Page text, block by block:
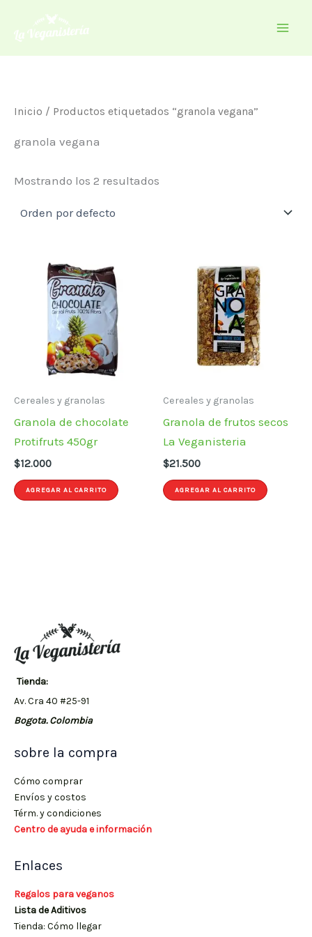
Inicio / Productos etiquetados “granola vegana”
granola vegana
Mostrando los 2 resultados
Cereales y granolas
Granola de chocolate
Protifruts 450gr
$12.000
AGREGAR AL CARRITO
Cereales y granolas
Granola de frutos secos
La Veganisteria
$21.500
AGREGAR AL CARRITO
Tienda:
Av. Cra 40 #25-91
Bogota. Colombia
sobre la compra
Cómo comprar
Envíos y costos
Térm. y condiciones
Centro de ayuda e información
Enlaces
Regalos para veganos
Lista de Aditivos
Tienda: Cómo llegar